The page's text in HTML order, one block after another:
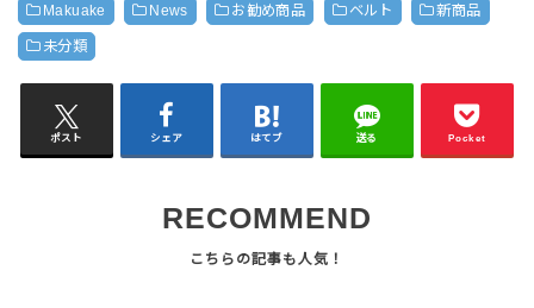
Makuake News お勧め商品 ベルト 新商品
未分類
ポスト シェア はてブ 送る Pocket
RECOMMEND